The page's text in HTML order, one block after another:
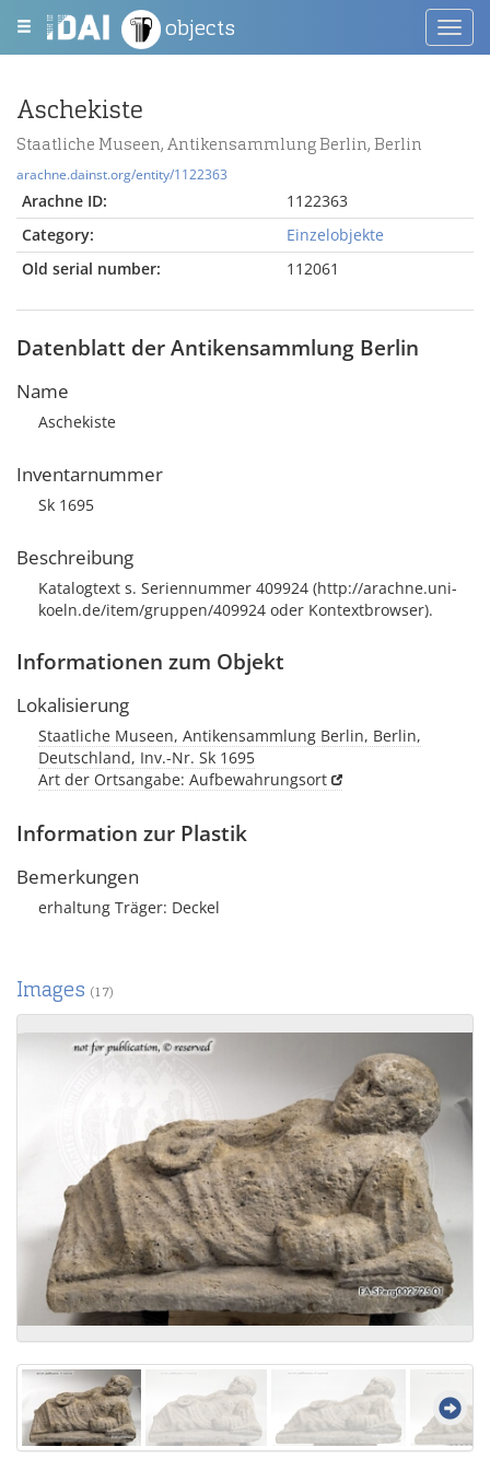
objects
Aschekiste
Staatliche Museen, Antikensammlung Berlin, Berlin
arachne.dainst.org/entity/1122363
Arachne ID:
1122363
Category:
Einzelobjekte
Old serial number:
112061
Datenblatt der Antikensammlung Berlin
Name
Aschekiste
Inventarnummer
Sk 1695
Beschreibung
Katalogtext s. Seriennummer 409924 (http://arachne.uni-
koeln.de/item/gruppen/409924 oder Kontextbrowser).
Informationen zum Objekt
Lokalisierung
Staatliche Museen, Antikensammlung Berlin, Berlin,
Deutschland, Inv.-Nr. Sk 1695
Art der Ortsangabe: Aufbewahrungsort
Information zur Plastik
Bemerkungen
erhaltung Träger: Deckel
Images (17)